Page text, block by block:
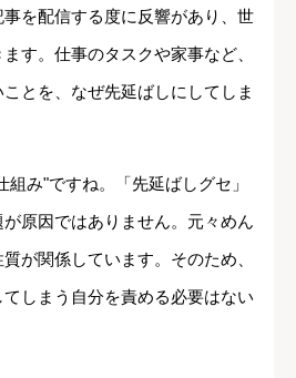
を配信する度に反響があり、世
す。仕事のタスクや家事など、
とを、なぜ先延ばしにしてしま
組み"ですね。「先延ばしグセ」
原因ではありません。元々めん
が関係しています。そのため、
しまう自分を責める必要はない